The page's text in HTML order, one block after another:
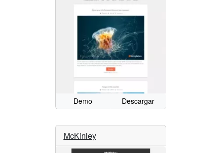
Demo Descargar
McKinley